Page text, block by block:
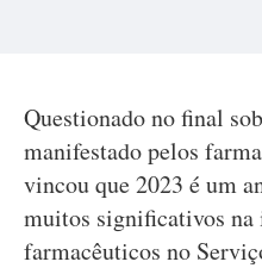
Questionado no final
manifestado pelos
vincou que 2023 é um
muitos significativos na
farmacêuticos no